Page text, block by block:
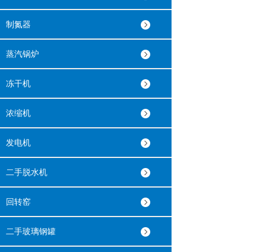
制氮器
蒸汽锅炉
冻干机
浓缩机
发电机
二手脱水机
回转窑
二手玻璃钢罐